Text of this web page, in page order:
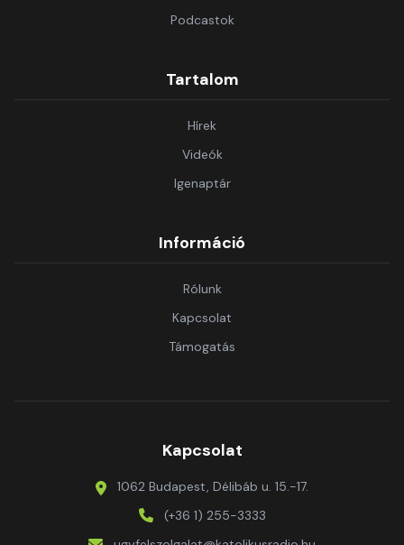
Podcastok
Tartalom
Hírek
Videók
Igenaptár
Információ
Rólunk
Kapcsolat
Támogatás
Kapcsolat
1062 Budapest, Délibáb u. 15.-17.
(+36 1) 255-3333